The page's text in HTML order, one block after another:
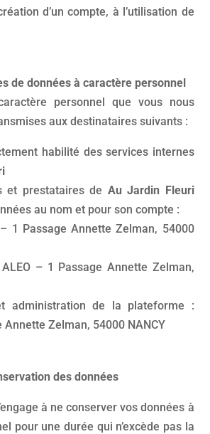
d’un compte, à l’utilisation de
de données à caractère personnel
personnel que vous nous
aux destinataires suivants :
habilité des services internes
et prestataires de Au Jardin Fleuri
au nom et pour son compte :
1 Passage Annette Zelman, 54000
– 1 Passage Annette Zelman,
administration de la plateforme :
Annette Zelman, 54000 NANCY
des données
à ne conserver vos données à
pour une durée qui n’excède pas la